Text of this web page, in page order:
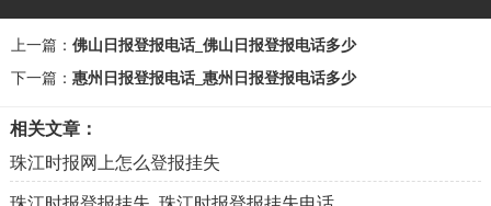
上一篇： 佛山日报登报电话_佛山日报登报电话多少
下一篇： 惠州日报登报电话_惠州日报登报电话多少
相关文章：
珠江时报网上怎么登报挂失